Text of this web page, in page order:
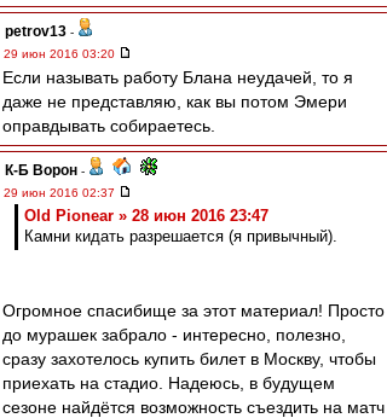
petrov13 -
29 июн 2016 03:20
Если называть работу Блана неудачей, то я
даже не представляю, как вы потом Эмери
оправдывать собираетесь.
К-Б Ворон -
29 июн 2016 02:37
Old Pionear » 28 июн 2016 23:47
Камни кидать разрешается (я привычный).
Огромное спасибище за этот материал! Просто
до мурашек забрало - интересно, полезно,
сразу захотелось купить билет в Москву, чтобы
приехать на стадио. Надеюсь, в будущем
сезоне найдётся возможность съездить на матч